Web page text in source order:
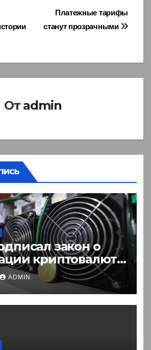
Платежные тарифы
станут прозрачными
От admin
закон о
криптовалют
Что нужно знать
ADMIN